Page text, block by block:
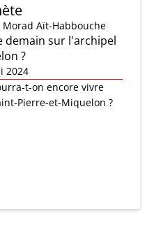
Morad Aït-Habbouche
demain sur l'archipel
?
2024
t-on encore vivre
Pierre-et-Miquelon ?